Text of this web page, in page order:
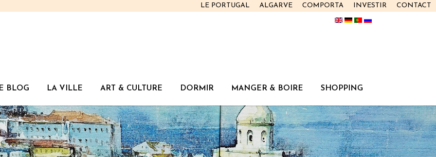
CONTACT
INVESTIR
COMPORTA
ALGARVE
LE PORTUGAL
BLOG LA VILLE ART & CULTURE DORMIR MANGER & BOIRE SHOPPING